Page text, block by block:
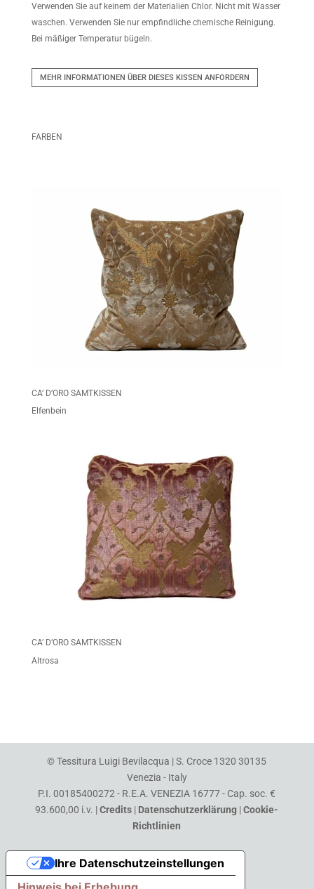
Verwenden Sie auf keinem der Materialien Chlor. Nicht mit Wasser
waschen. Verwenden Sie nur empfindliche chemische Reinigung.
Bei mäßiger Temperatur bügeln.
MEHR INFORMATIONEN ÜBER DIESES KISSEN ANFORDERN
FARBEN
CA’ D’ORO SAMTKISSEN
Elfenbein
CA’ D’ORO SAMTKISSEN
Altrosa
© Tessitura Luigi Bevilacqua | S. Croce 1320 30135
Venezia - Italy
P.I. 00185400272 - R.E.A. VENEZIA 16777 - Cap. soc. €
93.600,00 i.v. |Credits | Datenschutzerklärung |Cookie-
Richtlinien
Ihre Datenschutzeinstellungen